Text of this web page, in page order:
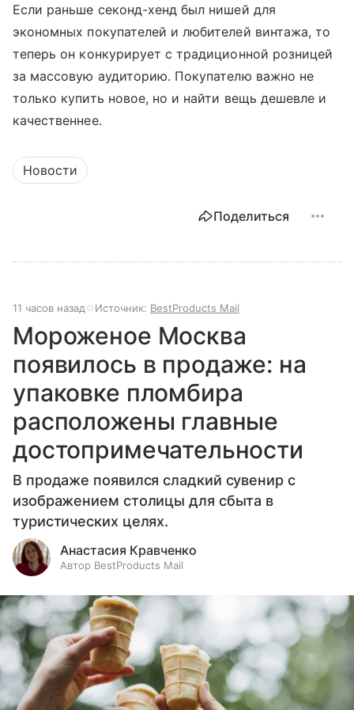
Если раньше секонд-хенд был нишей для
экономных покупателей и любителей винтажа, то
теперь он конкурирует с традиционной розницей
за массовую аудиторию. Покупателю важно не
только купить новое, но и найти вещь дешевле и
качественнее.
Новости
Поделиться
11 часов назад Источник: BestProducts Mail
Мороженое Москва
появилось в продаже: на
упаковке пломбира
расположены главные
достопримечательности
В продаже появился сладкий сувенир с
изображением столицы для сбыта в
туристических целях.
Анастасия Кравченко
Автор BestProducts Mail